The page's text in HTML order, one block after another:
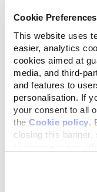
Cookie Preferences
This website uses
easier, analytics
cookies aimed at
media, and third-
and features to
personalisation. If
your consent to all
the Cookie policy
closing this banner,
pour mille de
gestion directe de
Nous sommes
de l'échange de
l'entrelacement
communauté
d'un